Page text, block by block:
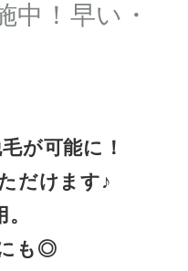
中！早い・
が可能に！
だけます♪
も◎